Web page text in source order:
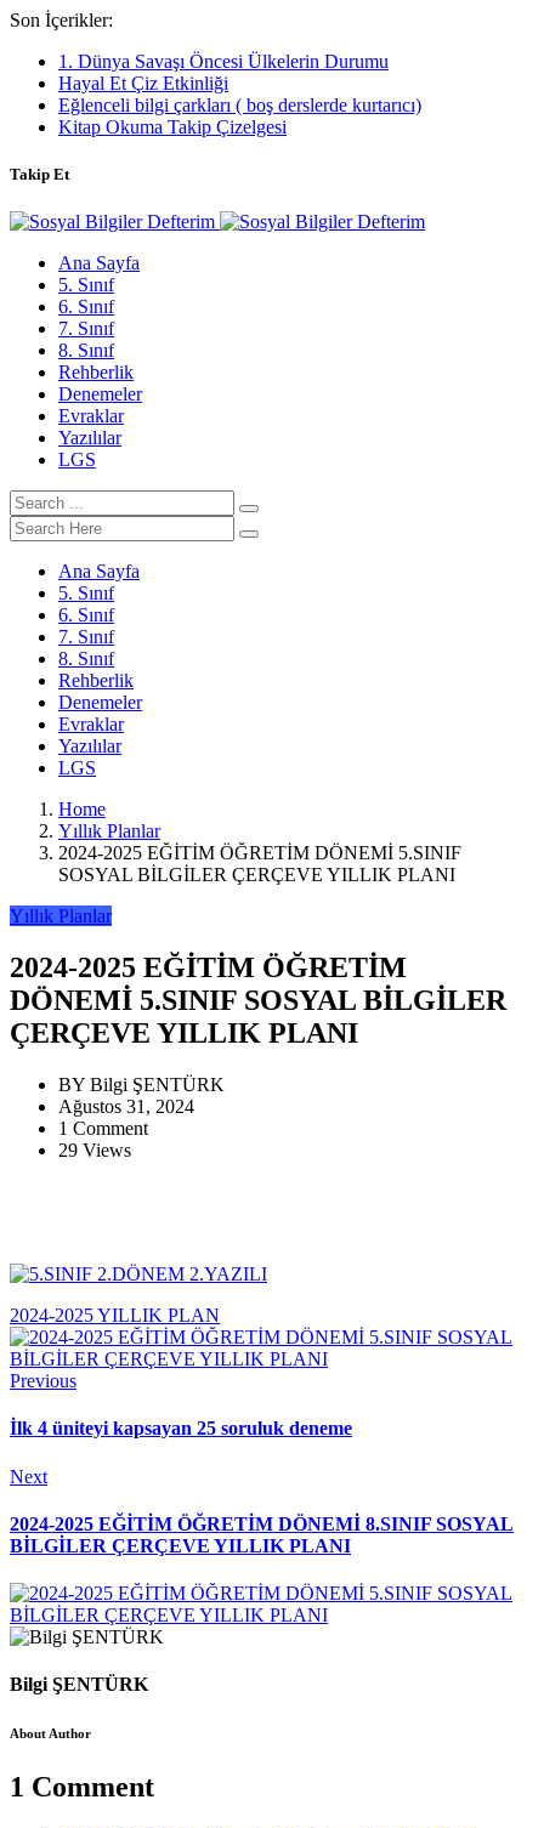
Son İçerikler:
1. Dünya Savaşı Öncesi Ülkelerin Durumu
Hayal Et Çiz Etkinliği
Eğlenceli bilgi çarkları ( boş derslerde kurtarıcı)
Kitap Okuma Takip Çizelgesi
Takip Et
Ana Sayfa
5. Sınıf
6. Sınıf
7. Sınıf
8. Sınıf
Rehberlik
Denemeler
Evraklar
Yazılılar
LGS
Ana Sayfa
5. Sınıf
6. Sınıf
7. Sınıf
8. Sınıf
Rehberlik
Denemeler
Evraklar
Yazılılar
LGS
Home
Yıllık Planlar
2024-2025 EĞİTİM ÖĞRETİM DÖNEMİ 5.SINIF
SOSYAL BİLGİLER ÇERÇEVE YILLIK PLANI
Yıllık Planlar
2024-2025 EĞİTİM ÖĞRETİM
DÖNEMİ 5.SINIF SOSYAL BİLGİLER
ÇERÇEVE YILLIK PLANI
BY Bilgi ŞENTÜRK
Ağustos 31, 2024
1 Comment
29 Views
2024-2025 YILLIK PLAN
Previous
İlk 4 üniteyi kapsayan 25 soruluk deneme
Next
2024-2025 EĞİTİM ÖĞRETİM DÖNEMİ 8.SINIF SOSYAL
BİLGİLER ÇERÇEVE YILLIK PLANI
Bilgi ŞENTÜRK
About Author
1 Comment